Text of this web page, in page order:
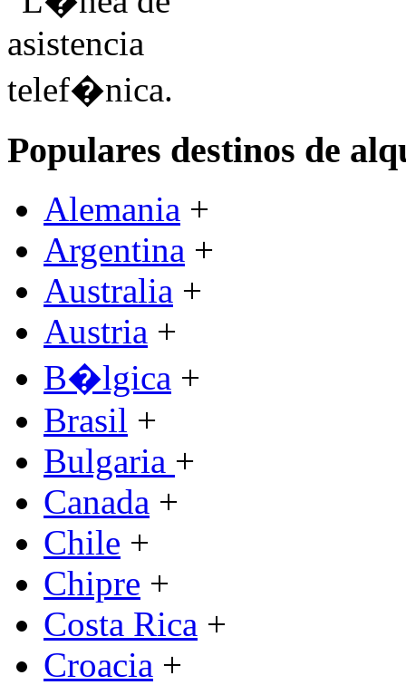
Populares destinos de
Alemania +
Argentina +
Australia +
Austria +
B�lgica +
Brasil +
Bulgaria +
Canada +
Chile +
Chipre +
Costa Rica +
Croacia +